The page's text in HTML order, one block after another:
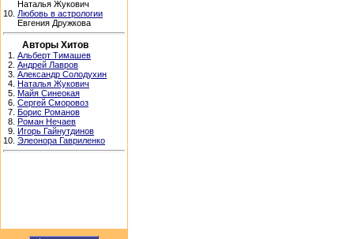
Наталья Жукович
10. Любовь в астрологии
Евгения Дружкова
Авторы Хитов
1. Альберт Тимашев
2. Андрей Лавров
3. Александр Солодухин
4. Наталья Жукович
5. Майя Синеокая
6. Сергей Сморовоз
7. Борис Романов
8. Роман Нечаев
9. Игорь Гайнутдинов
10. Элеонора Гавриленко